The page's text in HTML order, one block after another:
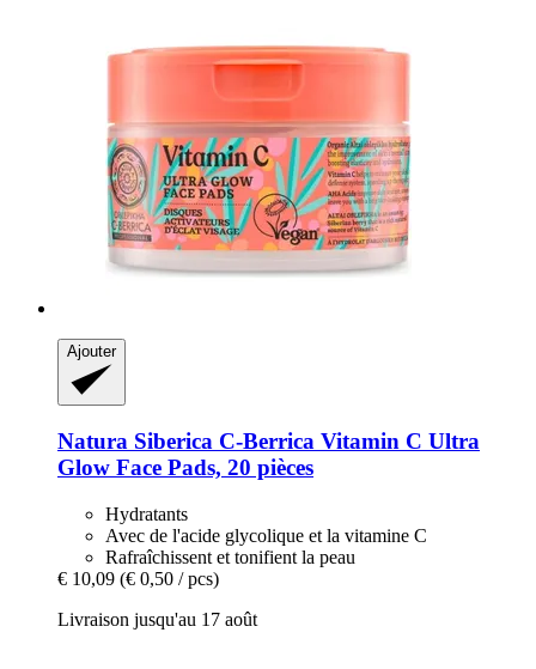
Ajouter
Natura Siberica C-​Berrica Vitamin C Ultra
Glow Face Pads, 20 pièces
Hydratants
Avec de l'acide glycolique et la vitamine C
Rafraîchissent et tonifient la peau
€ 10,09 (€ 0,50 / pcs)
Livraison jusqu'au 17 août